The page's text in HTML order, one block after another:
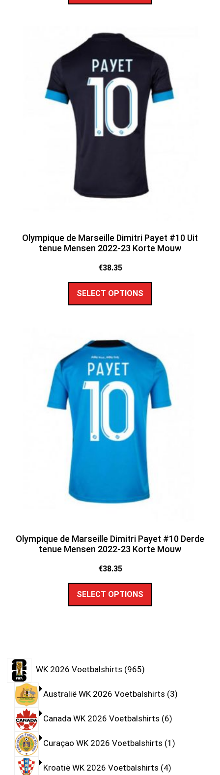
Olympique de Marseille Dimitri Payet #10 Uit
tenue Mensen 2022-23 Korte Mouw
€38.35
SELECT OPTIONS
Olympique de Marseille Dimitri Payet #10 Derde
tenue Mensen 2022-23 Korte Mouw
€38.35
SELECT OPTIONS
WK 2026 Voetbalshirts 965
Australië WK 2026 Voetbalshirts 3
Canada WK 2026 Voetbalshirts 6
Curaçao WK 2026 Voetbalshirts 1
Kroatië WK 2026 Voetbalshirts 4